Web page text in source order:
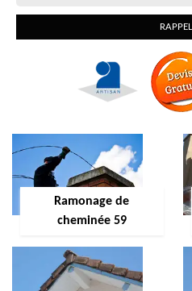
Ramonage de
cheminée 59